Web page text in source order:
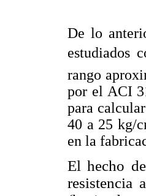
De lo
estudiados
rango
por el ACI
para
40 a 25 kg/
en la
El hecho
resistencia